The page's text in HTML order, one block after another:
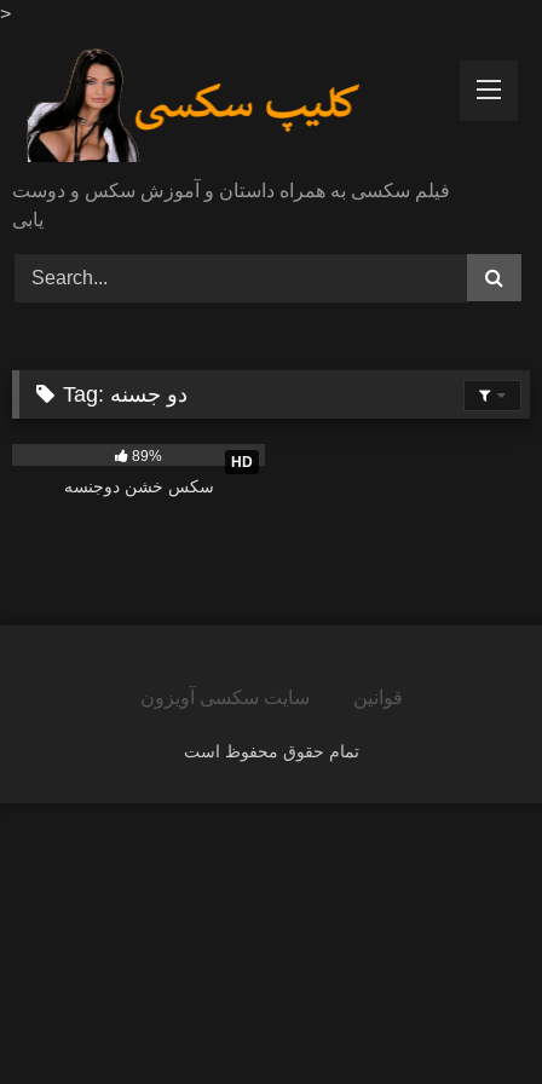
>
content
فیلم سکسی به همراه داستان و آموزش سکس و دوست
یابی
Tag: دو جسنه
HD
89%
سکس خشن دوجنسه
قوانین سایت سکسی آویزون
تمام حقوق محفوظ است